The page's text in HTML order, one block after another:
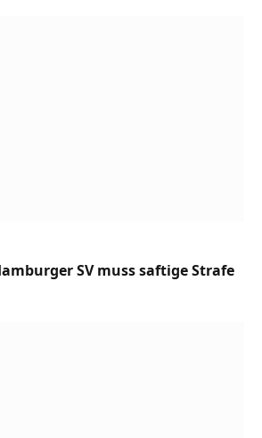
SV muss saftige Strafe